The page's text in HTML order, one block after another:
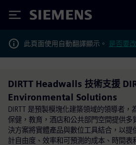
Siemens
此頁面使用自動翻譯顯示。 是否要
DIRTT Headwalls 技術支援
Environmental Solutions
DIRTT 是預製模塊化建築領域的領導者，
保健，教育，酒店和公共部門空間提供多
決方案將實體產品與數位工具結合，以提
計自由度、效率和可預測的成本、時間表